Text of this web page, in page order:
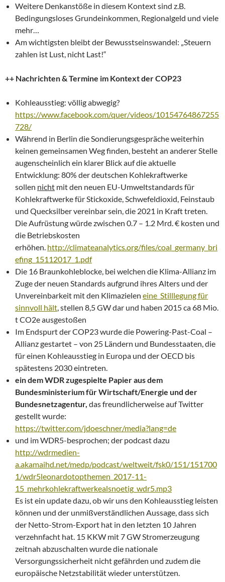
Weitere Denkanstöße in diesem Kontext sind z.B.
Bedingungsloses Grundeinkommen, Regionalgeld und viele
mehr…
Am wichtigsten bleibt der Bewusstseinswandel: „Steuern
zahlen ist Lust, nicht Last!“
++ Nachrichten & Termine im Kontext der COP23
Kohleausstieg: völlig abwegig?
https://www.facebook.com/quer/videos/10154764867255
728/
Während in Berlin die Sondierungsgespräche weiterhin
keinen gemeinsamen Weg finden, besteht an anderer Stelle
augenscheinlich ein klarer Blick auf die aktuelle
Entwicklung: 80% der deutschen Kohlekraftwerke
sollen nicht mit den neuen EU-Umweltstandards für
Kohlekraftwerke für Stickoxide, Schwefeldioxid, Feinstaub
und Quecksilber vereinbar sein, die 2021 in Kraft treten.
Die Aufrüstung würde zwischen 0.7 – 1.2 Mrd. € kosten und
die Betriebskosten
erhöhen. http://climateanalytics.org/files/coal_germany_bri
efing_15112017_1.pdf
Die 16 Braunkohleblocke, bei welchen die Klima-Allianz im
Zuge der neuen Standards aufgrund ihres Alters und der
Unvereinbarkeit mit den Klimazielen eine Stilllegung für
sinnvoll hält, stellen 8,5 GW dar und haben 2015 ca 68 Mio.
t CO2e ausgestoßen
Im Endspurt der COP23 wurde die Powering-Past-Coal –
Allianz gestartet – von 25 Ländern und Bundesstaaten, die
für einen Kohleausstieg in Europa und der OECD bis
spätestens 2030 eintreten.
ein dem WDR zugespielte Papier aus dem
Bundesministerium für Wirtschaft/Energie und der
Bundesnetzagentur, das freundlicherweise auf Twitter
gestellt wurde:
https://twitter.com/jdoeschner/media?lang=de
und im WDR5-besprochen; der podcast dazu
http://wdrmedien-
a.akamaihd.net/medp/podcast/weltweit/fsk0/151/151700
1/wdr5leonardotopthemen_2017-11-
15_mehrkohlekraftwerkealsnoetig_wdr5.mp3
Es ist ein update dazu, ob wir uns den Kohleausstieg leisten
können und der unmißverständlichen Aussage, dass sich
der Netto-Strom-Export hat in den letzten 10 Jahren
verzehnfacht hat. 15 KKW mit 7 GW Stromerzeugung
zeitnah abzuschalten wurde die nationale
Versorgungssicherheit nicht gefährden und zudem die
europäische Netzstabilität wieder unterstützen.